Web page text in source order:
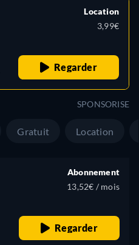
Location
3,99€
Regarder
SPONSORISE
Gratuit Location
Abonnement
13,52€ / mois
Regarder